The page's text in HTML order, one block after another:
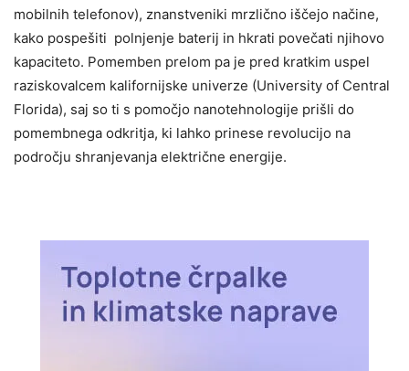
mobilnih telefonov), znanstveniki mrzlično iščejo načine,
kako pospešiti polnjenje baterij in hkrati povečati njihovo
kapaciteto. Pomemben prelom pa je pred kratkim uspel
raziskovalcem kalifornijske univerze (University of Central
Florida), saj so ti s pomočjo nanotehnologije prišli do
pomembnega odkritja, ki lahko prinese revolucijo na
področju shranjevanja električne energije.